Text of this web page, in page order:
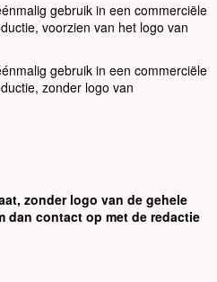
gebruik in een commerciële
voorzien van het logo van
gebruik in een commerciële
zonder logo van
zonder logo van de gehele
dan contact op met de redactie